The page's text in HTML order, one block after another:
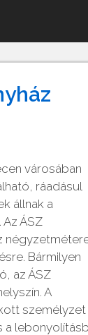
városában
ráadásul
állnak a
ÁSZ
Bármilyen
az ÁSZ
A
személyzet
a